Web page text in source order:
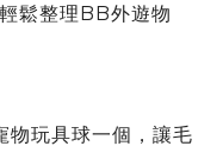
鬆整理BB外遊物
物玩具球一個，讓毛